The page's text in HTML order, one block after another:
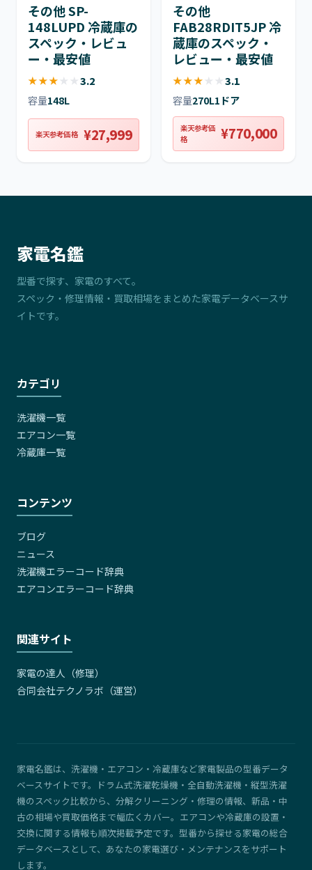
その他 SP-
148LUPD 冷蔵庫の
スペック・レビュ
ー・最安値
★★★ ★ ★ 3.2
容量148L
楽天参考価格 ¥27,999
その他
FAB28RDIT5JP 冷
蔵庫のスペック・
レビュー・最安値
★★★ ★ ★ 3.1
容量270L1ドア
楽天参考価
格
¥770,000
家電名鑑
型番で探す、家電のすべて。
スペック・修理情報・買取相場をまとめた家電データベースサ
イトです。
カテゴリ
洗濯機一覧
エアコン一覧
冷蔵庫一覧
コンテンツ
ブログ
ニュース
洗濯機エラーコード辞典
エアコンエラーコード辞典
関連サイト
家電の達人（修理）
合同会社テクノラボ（運営）
家電名鑑は、洗濯機・エアコン・冷蔵庫など家電製品の型番データ
ベースサイトです。ドラム式洗濯乾燥機・全自動洗濯機・縦型洗濯
機のスペック比較から、分解クリーニング・修理の情報、新品・中
古の相場や買取価格まで幅広くカバー。エアコンや冷蔵庫の設置・
交換に関する情報も順次掲載予定です。型番から探せる家電の総合
データベースとして、あなたの家電選び・メンテナンスをサポート
します。